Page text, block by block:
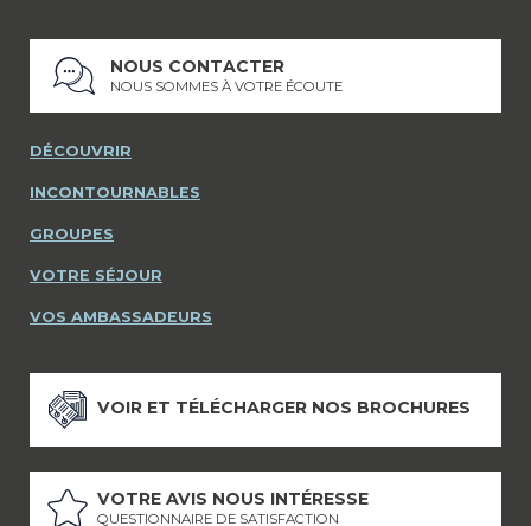
NOUS CONTACTER
NOUS SOMMES À VOTRE ÉCOUTE
DÉCOUVRIR
INCONTOURNABLES
GROUPES
VOTRE SÉJOUR
VOS AMBASSADEURS
VOIR ET TÉLÉCHARGER NOS BROCHURES
VOTRE AVIS NOUS INTÉRESSE
QUESTIONNAIRE DE SATISFACTION